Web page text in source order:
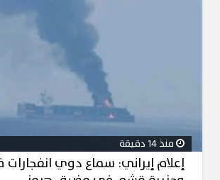
منذ 14 دقيقة
إعلام إيراني: سماع دوي